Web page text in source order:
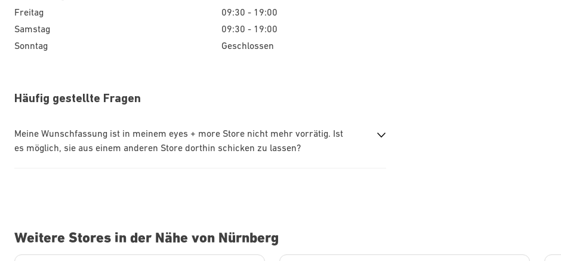
Freitag
09:30 - 19:00
Samstag
09:30 - 19:00
Sonntag
Geschlossen
Häufig gestellte Fragen
Meine Wunschfassung ist in meinem eyes + more Store nicht mehr vorrätig. Ist
es möglich, sie aus einem anderen Store dorthin schicken zu lassen?
Weitere Stores in der Nähe von Nürnberg